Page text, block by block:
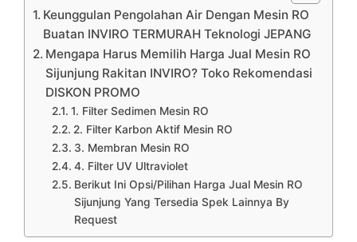
Keunggulan Pengolahan Air Dengan Mesin RO
Buatan INVIRO TERMURAH Teknologi JEPANG
Mengapa Harus Memilih Harga Jual Mesin RO
Sijunjung Rakitan INVIRO? Toko Rekomendasi
DISKON PROMO
1. Filter Sedimen Mesin RO
2. Filter Karbon Aktif Mesin RO
3. Membran Mesin RO
4. Filter UV Ultraviolet
Berikut Ini Opsi/Pilihan Harga Jual Mesin RO
Sijunjung Yang Tersedia Spek Lainnya By
Request